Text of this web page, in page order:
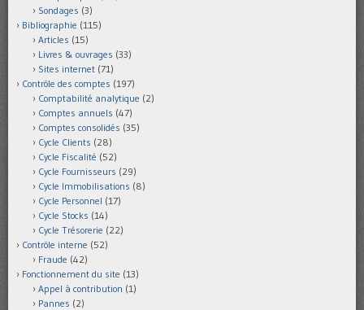
Sondages (3)
Bibliographie (115)
Articles (15)
Livres & ouvrages (33)
Sites internet (71)
Contrôle des comptes (197)
Comptabilité analytique (2)
Comptes annuels (47)
Comptes consolidés (35)
Cycle Clients (28)
Cycle Fiscalité (52)
Cycle Fournisseurs (29)
Cycle Immobilisations (8)
Cycle Personnel (17)
Cycle Stocks (14)
Cycle Trésorerie (22)
Contrôle interne (52)
Fraude (42)
Fonctionnement du site (13)
Appel à contribution (1)
Pannes (2)